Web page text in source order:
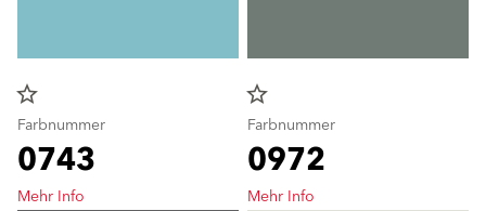
star_border
Farbnummer
0743
Mehr Info
star_border
Farbnummer
0972
Mehr Info